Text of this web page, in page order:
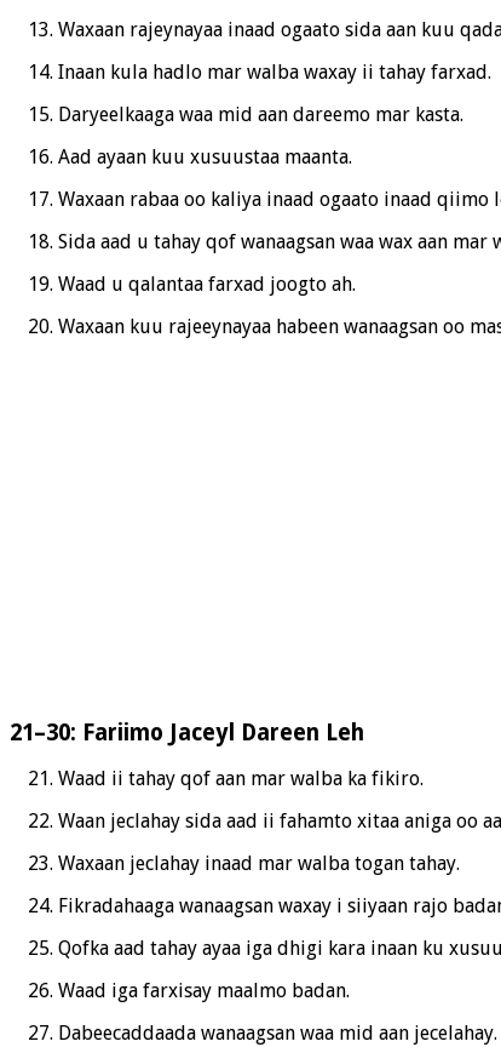
Waxaan rajeynayaa inaad ogaato sida aan kuu
Inaan kula hadlo mar walba waxay ii tahay farxad.
Daryeelkaaga waa mid aan dareemo mar kasta.
Aad ayaan kuu xusuustaa maanta.
Waxaan rabaa oo kaliya inaad ogaato inaad qiimo
Sida aad u tahay qof wanaagsan waa wax aan mar
Waad u qalantaa farxad joogto ah.
Waxaan kuu rajeeynayaa habeen wanaagsan oo
21–30: Fariimo Jaceyl Dareen Leh
Waad ii tahay qof aan mar walba ka fikiro.
Waan jeclahay sida aad ii fahamto xitaa aniga oo
Waxaan jeclahay inaad mar walba togan tahay.
Fikradahaaga wanaagsan waxay i siiyaan rajo
Qofka aad tahay ayaa iga dhigi kara inaan ku
Waad iga farxisay maalmo badan.
Dabeecaddaada wanaagsan waa mid aan jecelahay.